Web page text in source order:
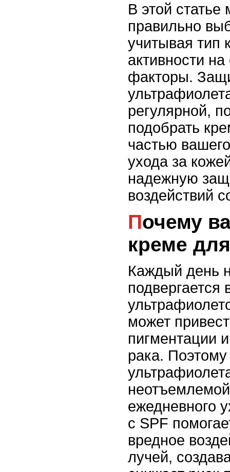
В этой
правильно
учитывая тип
активности
факторы.
регулярной,
подобрать
частью
ухода за
надежную
воздействий
Почему важен SPF в
креме
Каждый день
подвергается
может
пигментации
рака.
ежедневного
с SPF
вредное
лучей,